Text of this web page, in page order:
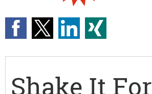
Shake It For